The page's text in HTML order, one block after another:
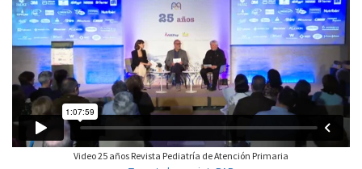
Video 25 años Revista Pediatría de Atención Primaria